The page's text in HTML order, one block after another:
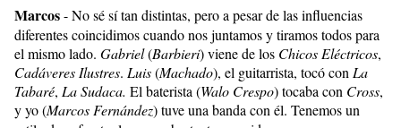
Marcos- No sé sí tan distintas, pero a pesar de las influencias
diferentes coincidimos cuando nos juntamos y tiramos todos para
el mismo lado. Gabriel(Barbieri) viene de los Chicos Eléctricos,
Cadáveres Ilustres. Luis(Machado), el guitarrista, tocó conLa
Tabaré, La Sudaca. El baterista (Walo Crespo) tocaba con Cross,
y yo (Marcos Fernández) tuve una banda con él. Tenemos un